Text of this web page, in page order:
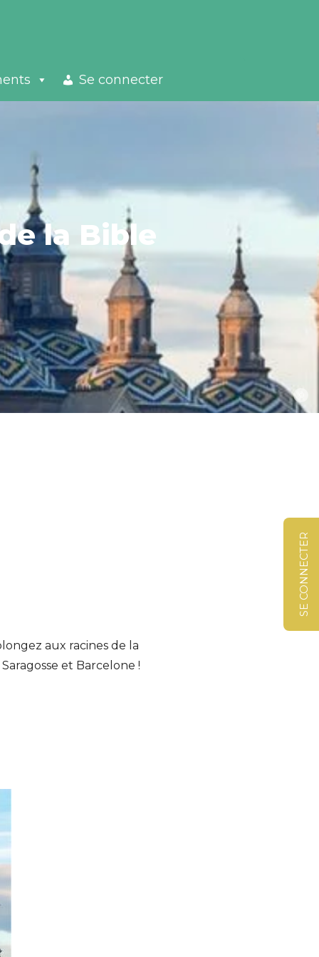
SE CONNECTER
Se connecter
la Bible
aux racines de la
et Barcelone !